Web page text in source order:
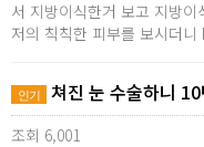
서 지방이식한거 보고 지방
저의 칙칙한 피부를 보시더
인기 쳐진 눈 수술하니
조회 6,001